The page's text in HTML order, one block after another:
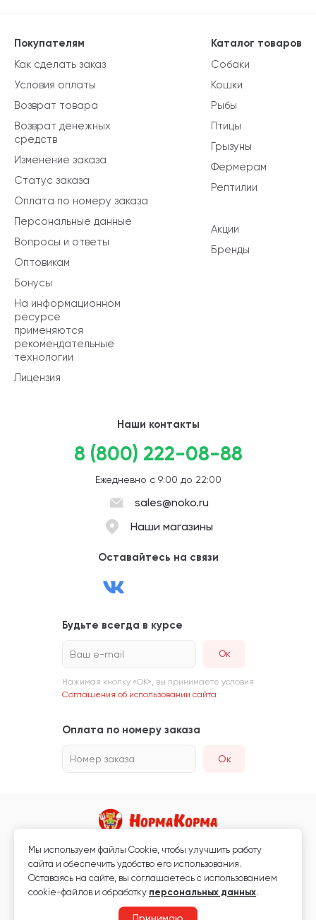
Каталог товаров
Собаки
Кошки
Рыбы
Птицы
Грызуны
Фермерам
Рептилии
Акции
Бренды
Покупателям
Как сделать заказ
Условия оплаты
Возврат товара
Возврат денежных
средств
Изменение заказа
Статус заказа
Оплата по номеру заказа
Персональные данные
Вопросы и ответы
Оптовикам
Бонусы
На информационном
ресурсе
применяются
рекомендательные
технологии
Лицензия
Наши контакты
8 (800) 222-08-88
Ежедневно с 9:00 до 22:00
sales@noko.ru
Наши магазины
Оставайтесь на связи
Будьте всегда в курсе
Ваш e-mail
Нажимая кнопку «ОК», вы принимаете условия
Соглашения об использовании сайта
Оплата по номеру заказа
Номер заказа Ок
Магазин кормов для животных и ветаптека
Любая информация, размещённая на сайте, не является публичной
офертой.
Мы используем файлы Сookie, чтобы улучшить работу
сайта и обеспечить удобство его использования.
Оставаясь на сайте, вы соглашаетесь с использованием
cookie-файлов и обработку персональных данных.